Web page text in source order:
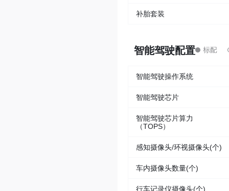
补胎套装
智能驾驶配置
智能驾驶操作系统
智能驾驶芯片
智能驾驶芯片算力
（TOPS）
感知摄像头/环视摄像头(个)
车内摄像头数量(个)
行车记录仪摄像头(个)